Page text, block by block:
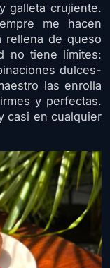
galleta crujiente.
me hacen
rellena de queso
no tiene límites:
dulces-
las enrolla
y perfectas.
casi en cualquier